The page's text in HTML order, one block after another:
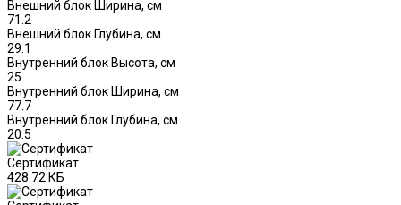
Внешний блок Ширина, см
71.2
Внешний блок Глубина, см
29.1
Внутренний блок Высота, см
25
Внутренний блок Ширина, см
77.7
Внутренний блок Глубина, см
20.5
Сертификат
428.72 КБ